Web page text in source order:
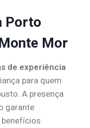
Porto
Mor
de experiência
para quem
A presença
garante